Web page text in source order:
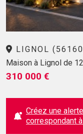
LIGNOL
Maison à Lignol de
310 000 €
Créez une
correspondant